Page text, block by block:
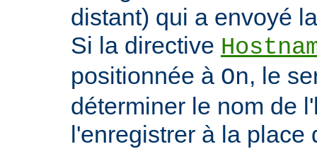
distant) qui a envoyé
Si la directive
positionnée à On, le
déterminer le nom de
l'enregistrer à la place